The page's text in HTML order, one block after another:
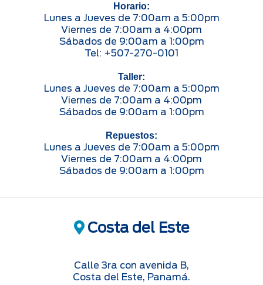
Horario:
Lunes a Jueves de 7:00am a 5:00pm
Viernes de 7:00am a 4:00pm
Sábados de 9:00am a 1:00pm
Tel: +507-270-0101
Taller:
Lunes a Jueves de 7:00am a 5:00pm
Viernes de 7:00am a 4:00pm
Sábados de 9:00am a 1:00pm
Repuestos:
Lunes a Jueves de 7:00am a 5:00pm
Viernes de 7:00am a 4:00pm
Sábados de 9:00am a 1:00pm
Costa del Este
Calle 3ra con avenida B,
Costa del Este, Panamá.